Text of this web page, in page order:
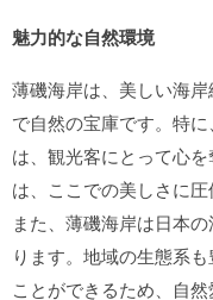
魅力的な自然環境
薄磯海岸は、美しい海
で自然の宝庫です。特
は、観光客にとって心
は、ここでの美しさに圧
また、薄磯海岸は日本
ります。地域の生態系
ことができるため、自然